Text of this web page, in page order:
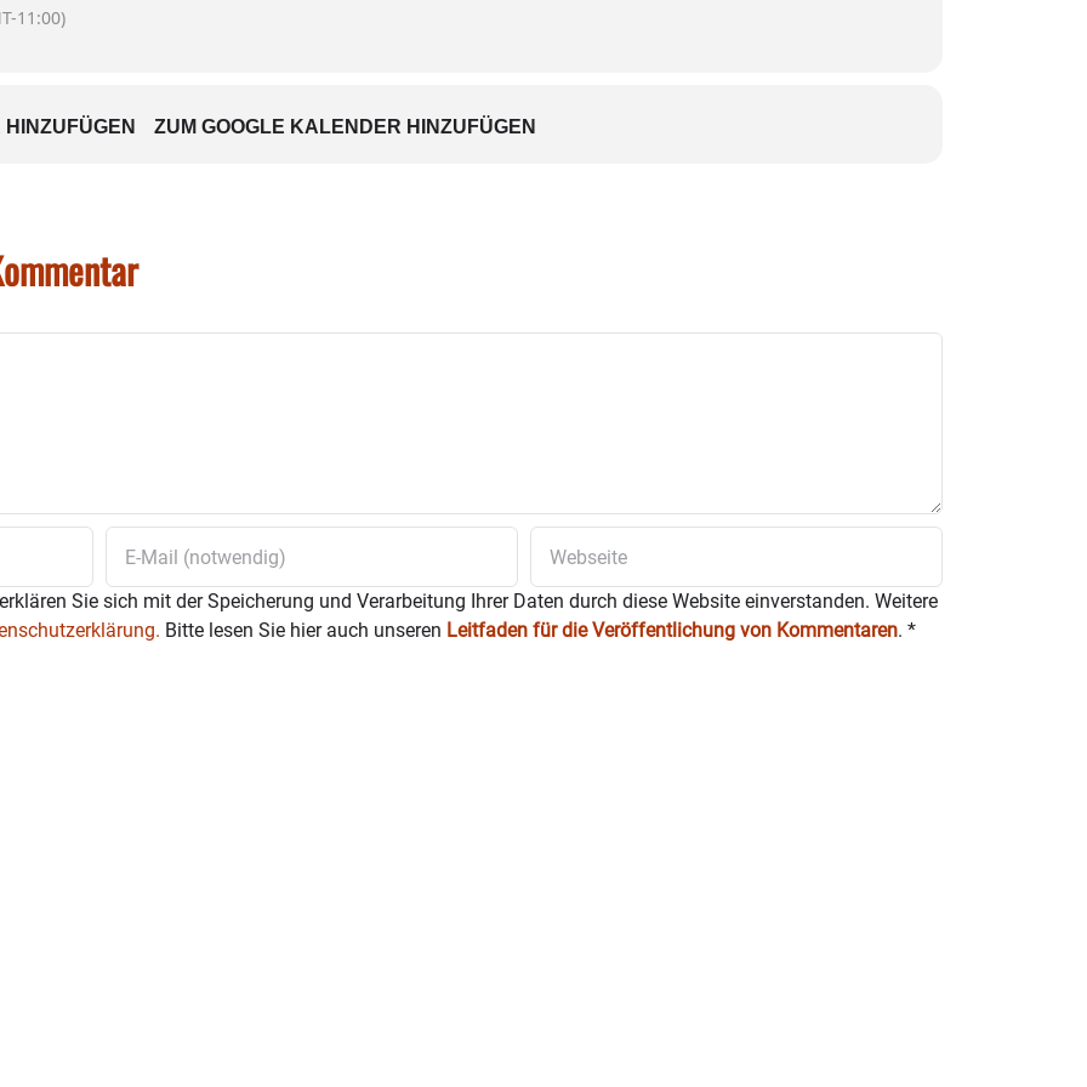
11:00)
ZUM GOOGLE KALENDER HINZUFÜGEN
Sie sich mit der Speicherung und Verarbeitung Ihrer Daten durch diese Website einverstanden. Weitere
Bitte lesen Sie hier auch unseren Leitfaden für die Veröffentlichung von Kommentaren. *